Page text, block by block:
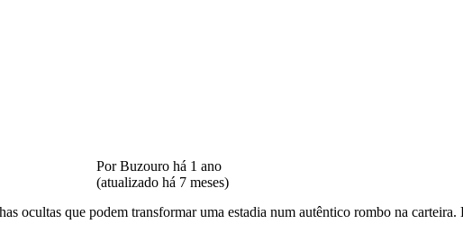
Por Buzouro há 1 ano
(atualizado há 7 meses)
ocultas que podem transformar uma estadia num autêntico rombo na carteira.